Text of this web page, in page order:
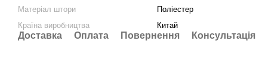
Матеріал штори
Поліестер
Країна виробництва
Китай
Доставка Оплата Повернення Консультація